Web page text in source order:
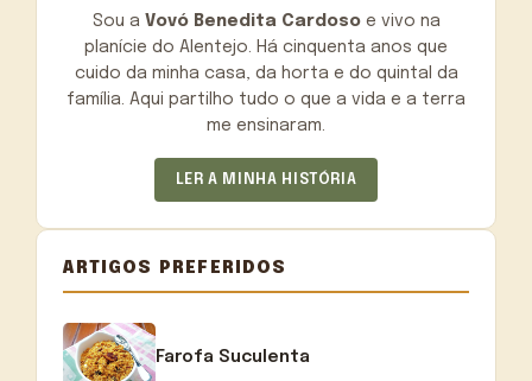
Sou a Vovó Benedita Cardosoe vivo na
planície do Alentejo. Há cinquenta anos que
cuido da minha casa, da horta e do quintal da
família. Aqui partilho tudo o que a vida e a terra
me ensinaram.
LER A MINHA HISTÓRIA
ARTIGOS PREFERIDOS
Farofa Suculenta